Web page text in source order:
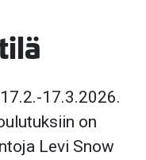
17.3.2026.
on
Levi Snow